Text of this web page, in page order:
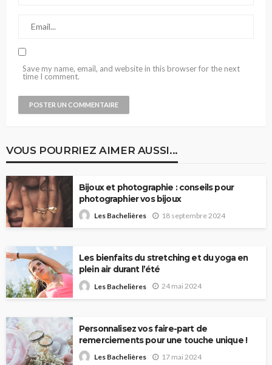
Save my name, email, and website in this browser for the next
time I comment.
VOUS POURRIEZ AIMER AUSSI...
Bijoux et photographie : conseils pour
photographier vos bijoux
Les Bachelières 18 septembre 2024
Les bienfaits du stretching et du yoga en
plein air durant l’été
Les Bachelières 24 mai 2024
Personnalisez vos faire-part de
remerciements pour une touche unique !
Les Bachelières 17 mai 2024